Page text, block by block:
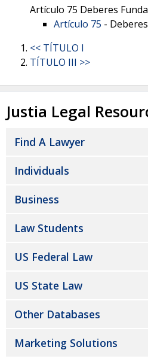
Artículo 75 Deberes
Artículo 75 -
<< TÍTULO I
TÍTULO III >>
Justia Legal
Find A Lawyer
Individuals
Business
Law Students
US Federal Law
US State Law
Other Databases
Marketing Solutions